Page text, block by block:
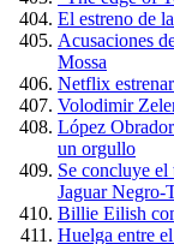
El estreno de
Acusaciones
Mossa
Netflix
Volodimir
López
un orgullo
Se concluye el
Jaguar Negro-
Billie Eilish
Huelga entre